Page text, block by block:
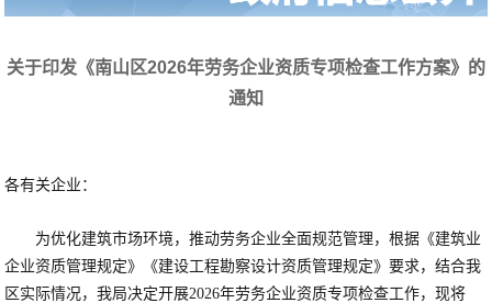
关于印发《南山区2026年劳务企业资质专项检查工作方案》的
通知
各有关企业：
为优化建筑市场环境，推动劳务企业全面规范管理，根据《建筑业
企业资质管理规定》《建设工程勘察设计资质管理规定》要求，结合我
区实际情况，我局决定开展2026年劳务企业资质专项检查工作，现将